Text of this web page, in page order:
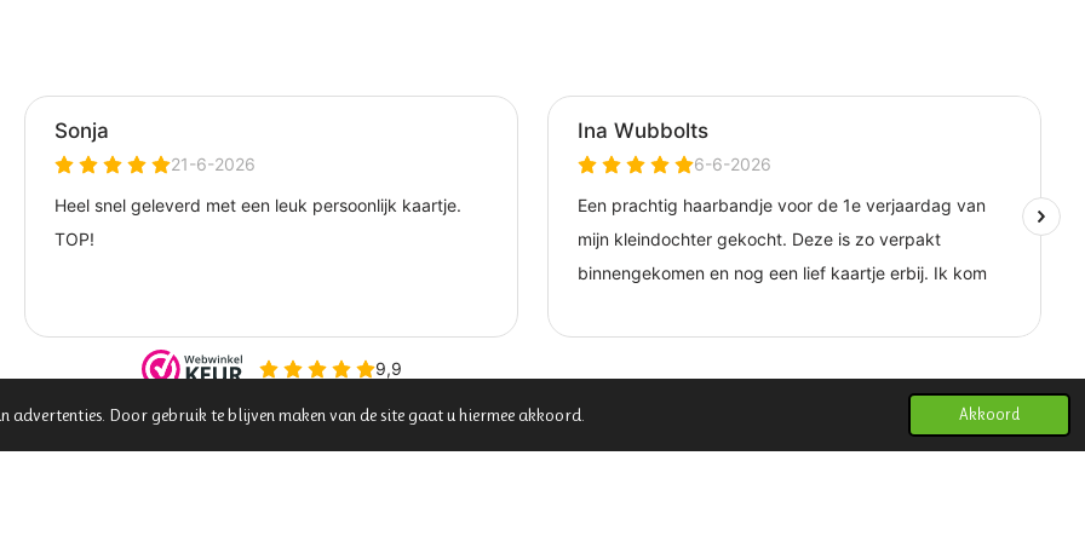
Door gebruik te blijven maken van de site gaat u hiermee akkoord. Akkoord